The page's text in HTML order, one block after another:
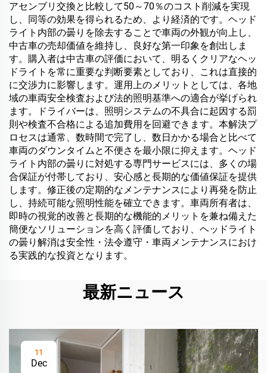
アセンブリ交換と比較して50～70％のコスト削減を実現
し、同等の効果を得られるため、より経済的です。ヘッド
ライト内部の曇りを除去することで車両の外観が向上し、
中古車の売却価値を維持し、良好な第一印象を創出しま
す。購入者は中古車の評価において、明るくクリアなヘッ
ドライトを常に重要な判断要素としており、これは直接的
に交渉力に影響します。運用上のメリットとしては、各地
域の車両安全検査および法的照明基準への適合が挙げられ
ます。ドライバーは、照明システムの不具合に起因する罰
則や検査不合格による追加費用を回避できます。本解決プ
ロセスは通常、数時間で完了し、数日かかる場合と比べて
車両のダウンタイムと不便さを最小限に抑えます。ヘッド
ライト内部の曇りに対処する専門サービスには、多くの場
合保証が付帯しており、安心感と長期的な価値保証を提供
します。修正後の定期的なメンテナンスにより再発を防止
し、持続可能な照明性能を確立できます。車両所有者は、
即時の視覚的改善と長期的な機能的メリットを兼ね備えた
簡便なソリューションを高く評価しており、ヘッドライト
の曇り解消は安全性・法令遵守・車両メンテナンスにおけ
る実践的な投資となります。
最新ニュース
11
Dec